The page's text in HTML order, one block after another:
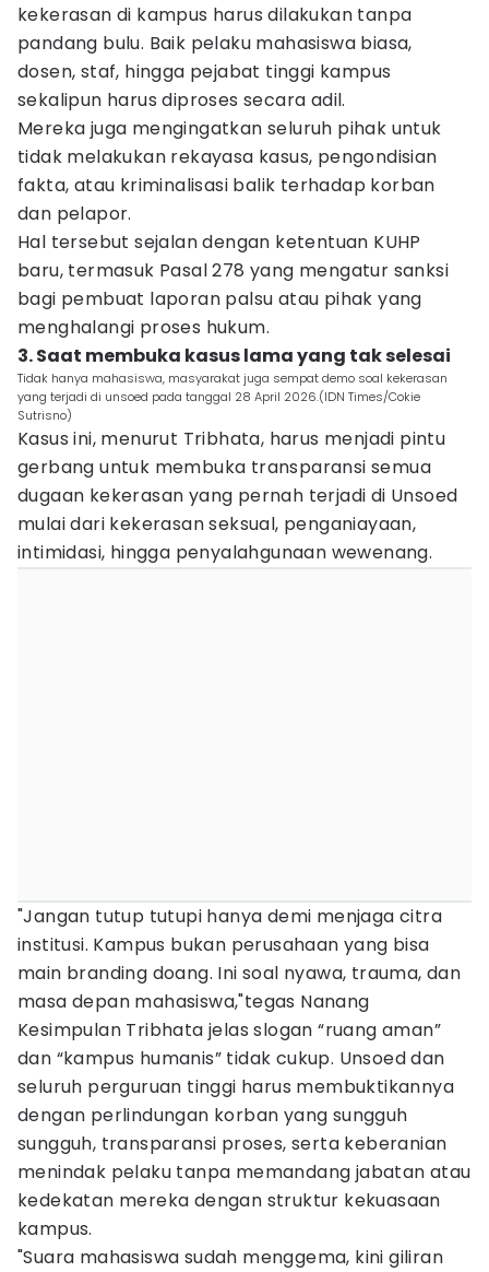
kekerasan di kampus harus dilakukan tanpa
pandang bulu. Baik pelaku mahasiswa biasa,
dosen, staf, hingga pejabat tinggi kampus
sekalipun harus diproses secara adil.
Mereka juga mengingatkan seluruh pihak untuk
tidak melakukan rekayasa kasus, pengondisian
fakta, atau kriminalisasi balik terhadap korban
dan pelapor.
Hal tersebut sejalan dengan ketentuan KUHP
baru, termasuk Pasal 278 yang mengatur sanksi
bagi pembuat laporan palsu atau pihak yang
menghalangi proses hukum.
3. Saat membuka kasus lama yang tak selesai
Tidak hanya mahasiswa, masyarakat juga sempat demo soal kekerasan
yang terjadi di unsoed pada tanggal 28 April 2026.(IDN Times/Cokie
Sutrisno)
Kasus ini, menurut Tribhata, harus menjadi pintu
gerbang untuk membuka transparansi semua
dugaan kekerasan yang pernah terjadi di Unsoed
mulai dari kekerasan seksual, penganiayaan,
intimidasi, hingga penyalahgunaan wewenang.
"Jangan tutup tutupi hanya demi menjaga citra
institusi. Kampus bukan perusahaan yang bisa
main branding doang. Ini soal nyawa, trauma, dan
masa depan mahasiswa,"tegas Nanang
Kesimpulan Tribhata jelas slogan “ruang aman”
dan “kampus humanis” tidak cukup. Unsoed dan
seluruh perguruan tinggi harus membuktikannya
dengan perlindungan korban yang sungguh
sungguh, transparansi proses, serta keberanian
menindak pelaku tanpa memandang jabatan atau
kedekatan mereka dengan struktur kekuasaan
kampus.
"Suara mahasiswa sudah menggema, kini giliran